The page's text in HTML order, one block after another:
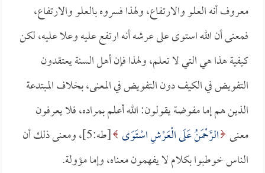
معروف أنه العلو والارتفاع، ولهذا فسروه بالعلو والارتفاع،
فمعنى أن الله استوى على عرشه أنه ارتفع عليه وعلا عليه، لكن
كيفية هذا هي التي لا تعلم، ولهذا فإن أهل السنة يعتقدون
التفويض في الكيف دون التفويض في المعنى، بخلاف المبتدعة
الذين هم إما مفوضة يقولون: الله أعلم بمراده، فلا يعرفون
معنى الرَّحْمَنُ عَلَى الْعَرْشِ اسْتَوَى
[طه:5]، ومعنى ذلك أن
الناس خوطبوا بكلام لا يفهمون معناه، وإما مؤولة.